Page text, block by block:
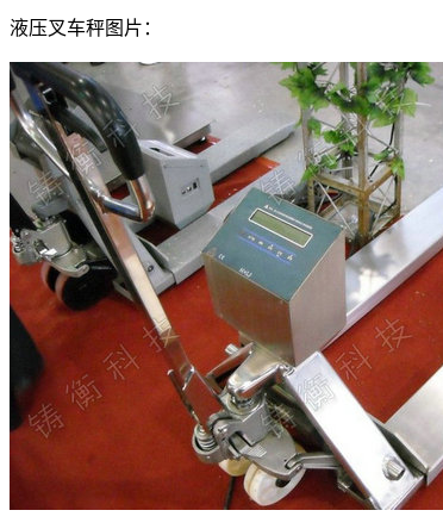
液压叉车秤图片：